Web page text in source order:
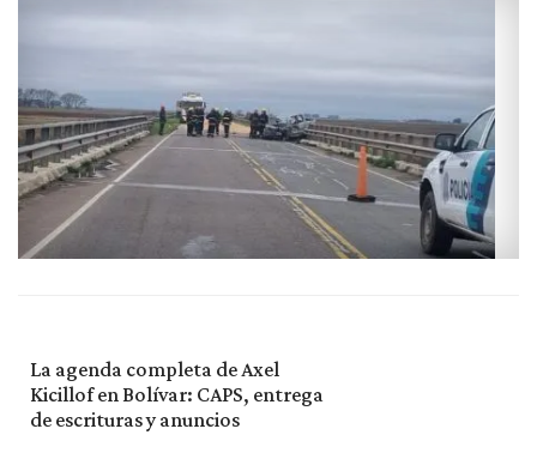
La agenda completa de Axel
Kicillof en Bolívar: CAPS, entrega
de escrituras y anuncios